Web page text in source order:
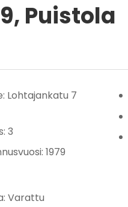
Puistola
Lohtajankatu 7
3
1979
Varattu